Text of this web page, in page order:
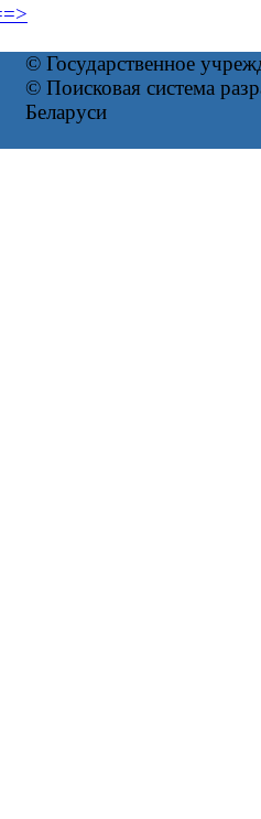
© Государственное
© Поисковая система
Беларуси